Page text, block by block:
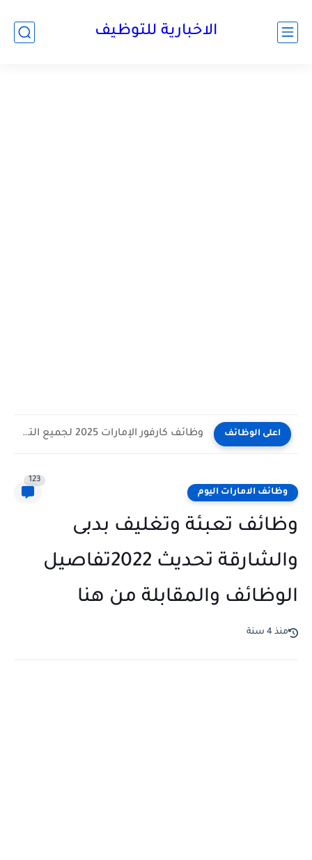
الاخبارية للتوظيف
اعلى الوظائف وظائف كارفور الإمارات 2025 لجميع التخصصات برواتب حتى 8000 درهم
وظائف الامارات اليوم
123
وظائف تعبئة وتغليف بدبى
والشارقة تحديث 2022تفاصيل
الوظائف والمقابلة من هنا
منذ 4 سنة